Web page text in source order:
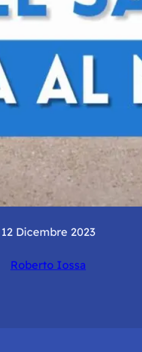
12 Dicembre 2023
Roberto Iossa